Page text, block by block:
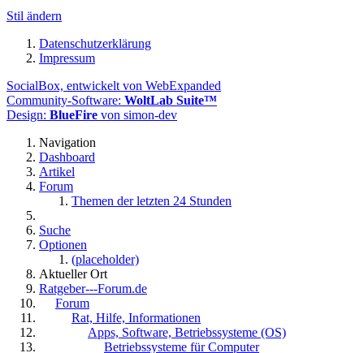
Stil ändern
Datenschutzerklärung
Impressum
SocialBox, entwickelt von WebExpanded
Community-Software: WoltLab Suite™
Design: BlueFire von simon-dev
Navigation
Dashboard
Artikel
Forum
Themen der letzten 24 Stunden
Suche
Optionen
(placeholder)
Aktueller Ort
Ratgeber---Forum.de
Forum
Rat, Hilfe, Informationen
Apps, Software, Betriebssysteme (OS)
Betriebssysteme für Computer